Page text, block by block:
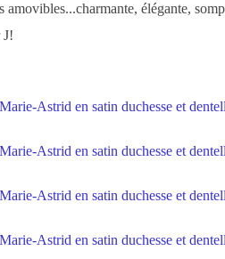
amovibles...charmante, élégante,
J!